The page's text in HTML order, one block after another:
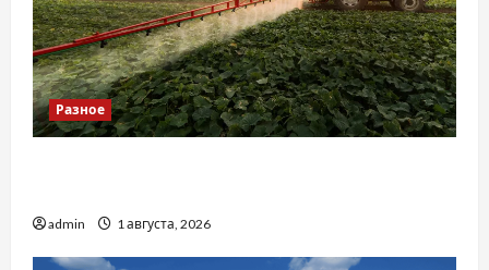
Разное
admin 1 августа, 2026